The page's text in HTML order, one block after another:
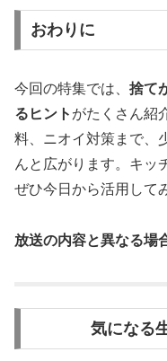
おわりに
今回の特集では、 捨て
るヒント がたくさん紹
料、ニオイ対策まで、
んと広がります。キッ
ぜひ今日から活用して
放送の内容と異なる場
気になる